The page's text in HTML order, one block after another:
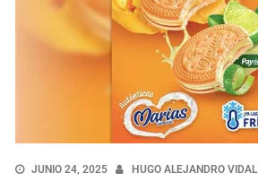
JUNIO 24, 2025 HUGO ALEJANDRO VIDAL